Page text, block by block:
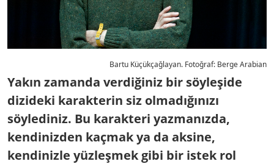
Bartu Küçükçağlayan. Fotoğraf: Berge Arabian
Yakın zamanda verdiğiniz bir söyleşide
dizideki karakterin siz olmadığınızı
söylediniz. Bu karakteri yazmanızda,
kendinizden kaçmak ya da aksine,
kendinizle yüzleşmek gibi bir istek rol